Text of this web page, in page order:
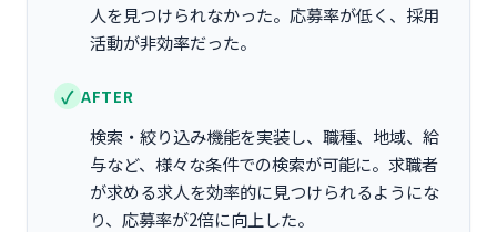
人を見つけられなかった。応募率が低く、採用
活動が非効率だった。
AFTER
検索・絞り込み機能を実装し、職種、地域、給
与など、様々な条件での検索が可能に。求職者
が求める求人を効率的に見つけられるようにな
り、応募率が2倍に向上した。